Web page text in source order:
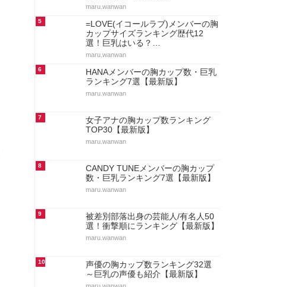
maru.wanwan
5
=LOVE(イコールラブ)メンバーの胸
カップサイズランキング歴代12
選！巨乳はいる？…
maru.wanwan
6
HANAメンバーの胸カップ数・巨乳
ランキング7選【最新版】
maru.wanwan
7
女子アナの胸カップ数ランキング
TOP30【最新版】
maru.wanwan
8
CANDY TUNEメンバーの胸カップ
数・巨乳ランキング7選【最新版】
maru.wanwan
9
被差別部落出身の芸能人/有名人50
選！衝撃順にランキング【最新版】
maru.wanwan
10
声優の胸カップ数ランキング32選
～巨乳の声優も紹介【最新版】